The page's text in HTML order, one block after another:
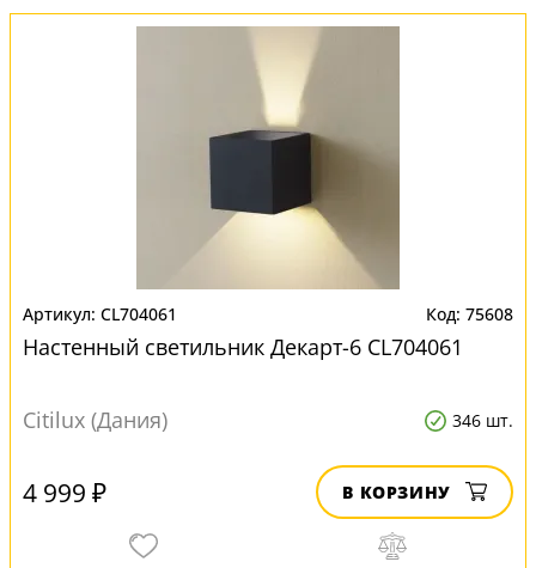
CL704061 75608
Настенный светильник Декарт-6 CL704061
Citilux (Дания) 346 шт.
4 999 ₽ В КОРЗИНУ